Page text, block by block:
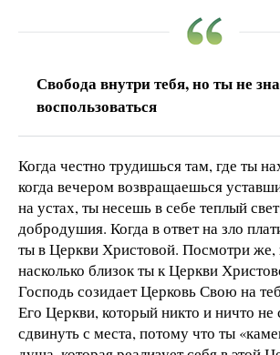
Свобода внутри тебя, но ты не
воспользоваться
Когда честно трудишься там, где ты
когда вечером возвращаешься
на устах, ты несешь в себе теплый
добродушия. Когда в ответ на зло
ты в Церкви Христовой. Посмотри
насколько близок ты к Церкви
Господь созидает Церковь Свою на
Его Церкви, который никто и ничто
сдвинуть с места, потому что ты